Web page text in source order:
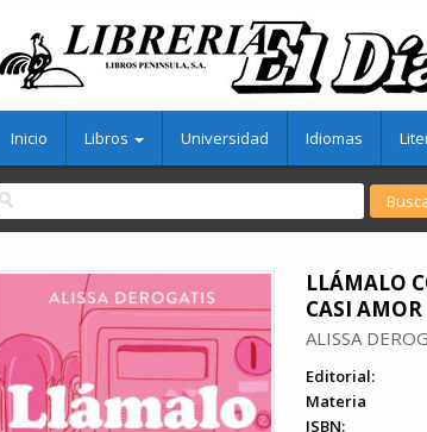
Inicio Libros Universidad Idiomas
LLÁMALO
CASI AMOR
ALISSA
Editorial:
Materia
ISBN: